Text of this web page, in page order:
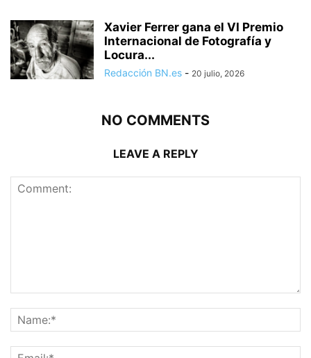
Xavier Ferrer gana el VI Premio
Internacional de Fotografía y
Locura...
Redacción BN.es - 20 julio, 2026
NO COMMENTS
LEAVE A REPLY